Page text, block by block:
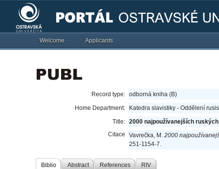
Welcome Applicants
Record type: odborná kniha (B)
Home Department:
Katedra slavistiky - Oddělení
Title: 2000 najpoužívanejších
Citace
Vavrečka, M. 2000
251-1154-7.
Biblio Abstract References RIV